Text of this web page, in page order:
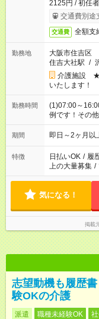
2125円 / 初
日収例：1万
交通費別途
交通費 全額支
勤務地
大阪市住吉区
住吉大社駅 /
介護施設 ★
いたします！
勤務時間
(1)07:00～16:00
例です！その
期間 即日～2ヶ月以
特徴 日払いOK / 履
上の大量募集 /
気になる！
掲載
志望動機も履歴
験OKの介護
派遣 職種未経験OK